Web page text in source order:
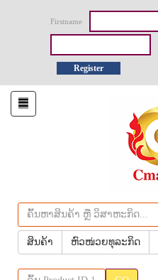
Firstname
Register
Toggle
navigation
ສິນຄ້າ ຫົວໜ່ວຍທຸລະກິດ